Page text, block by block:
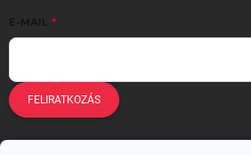
E-MAIL
FELIRATKOZÁS